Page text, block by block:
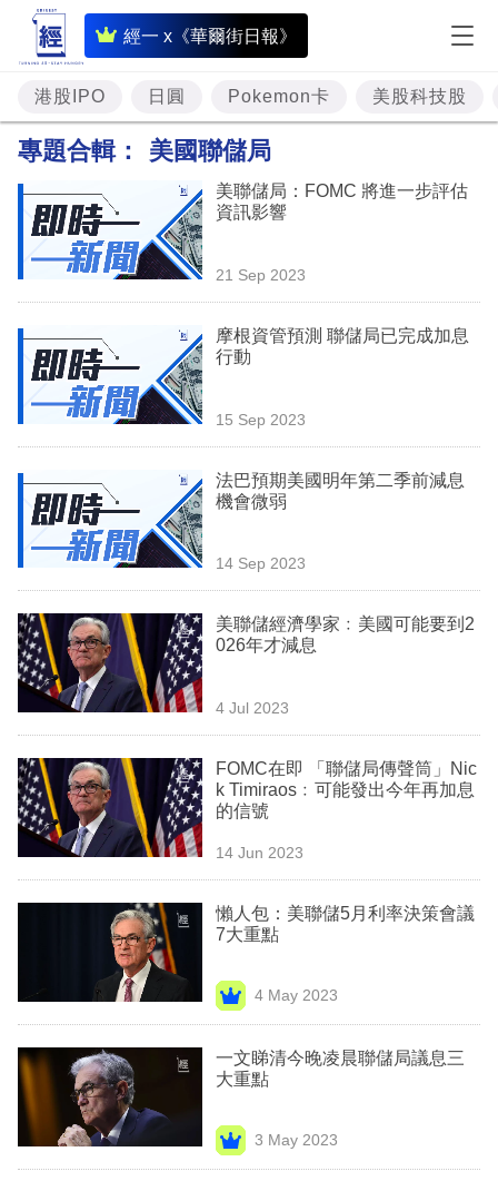
經一 x《華爾街日報》
即
時
財
經
投
資
理
業
科
技
場
生
時
事
欄
訂
閱
區
港股IPO 日圓 Pokemon卡 美股科技股
專題合輯： 美國聯儲局
美聯儲局：FOMC 將進一步評估
資訊影響
21 Sep 2023
摩根資管預測 聯儲局已完成加息
行動
15 Sep 2023
法巴預期美國明年第二季前減息
機會微弱
14 Sep 2023
美聯儲經濟學家﹕美國可能要到2
026年才減息
4 Jul 2023
FOMC在即 「聯儲局傳聲筒」Nic
k Timiraos﹕可能發出今年再加息
的信號
14 Jun 2023
懶人包：美聯儲5月利率決策會議
7大重點
4 May 2023
一文睇清今晚凌晨聯儲局議息三
大重點
3 May 2023